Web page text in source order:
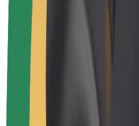
Bolt ilə pul qazanın